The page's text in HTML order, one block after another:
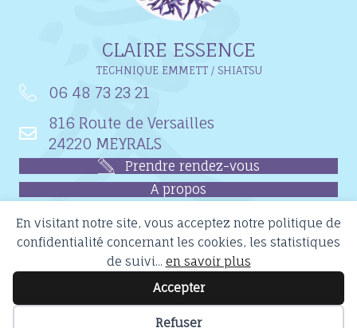
En visitant notre site, vous acceptez notre politique de
confidentialité concernant les cookies, les statistiques
de suivi... en savoir plus
Accepter
Refuser
CLAIRE ESSENCE
TECHNIQUE EMMETT / SHIATSU
06 48 73 23 21
816 Route de Versailles
24220 MEYRALS
Prendre rendez-vous
A propos
Formations
Création du site internet : CYBCREA.COM